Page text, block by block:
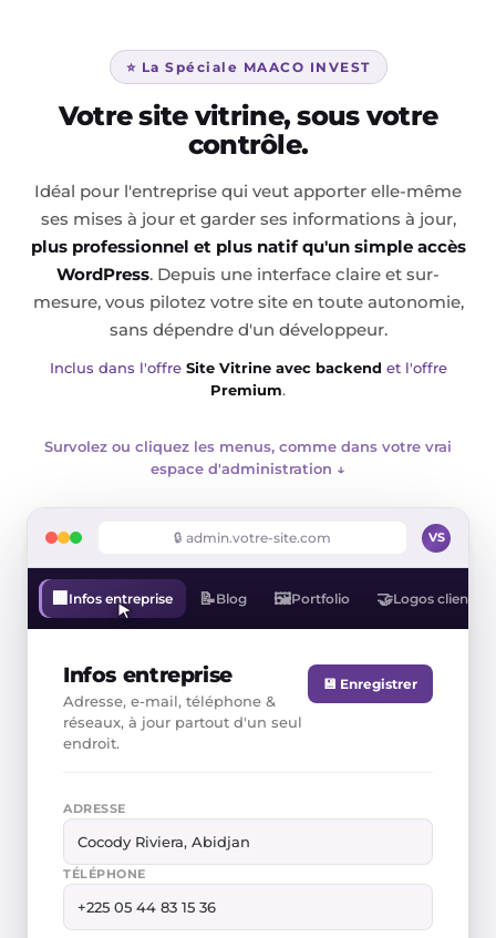
⭐ La Spéciale MAACO INVEST
Votre site vitrine, sous votre
contrôle.
Idéal pour l'entreprise qui veut apporter elle-même
ses mises à jour et garder ses informations à jour,
plus professionnel et plus natif qu'un simple accès
WordPress. Depuis une interface claire et sur-
mesure, vous pilotez votre site en toute autonomie,
sans dépendre d'un développeur.
Inclus dans l'offre Site Vitrine avec backend et l'offre
Premium.
Survolez ou cliquez les menus, comme dans votre vrai
espace d'administration ↓
🔒 admin.votre-site.com VS
🏢Infos entreprise 📝Blog 🖼️Portfolio 🤝Logos clients
Infos entreprise
Adresse, e-mail, téléphone &
réseaux, à jour partout d'un seul
endroit.
💾 Enregistrer
ADRESSE
Cocody Riviera, Abidjan
TÉLÉPHONE
+225 05 44 83 15 36